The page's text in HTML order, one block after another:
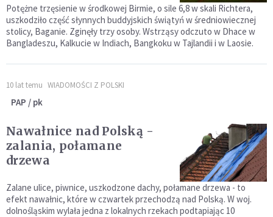
Potężne trzęsienie w środkowej Birmie, o sile 6,8 w skali Richtera,
uszkodziło część słynnych buddyjskich świątyń w średniowiecznej
stolicy, Baganie. Zginęły trzy osoby. Wstrząsy odczuto w Dhace w
Bangladeszu, Kalkucie w Indiach, Bangkoku w Tajlandii i w Laosie.
10 lat temu WIADOMOŚCI Z POLSKI
PAP / pk
Nawałnice nad Polską -
zalania, połamane
drzewa
Zalane ulice, piwnice, uszkodzone dachy, połamane drzewa - to
efekt nawałnic, które w czwartek przechodzą nad Polską. W woj.
dolnośląskim wylała jedna z lokalnych rzekach podtapiając 10